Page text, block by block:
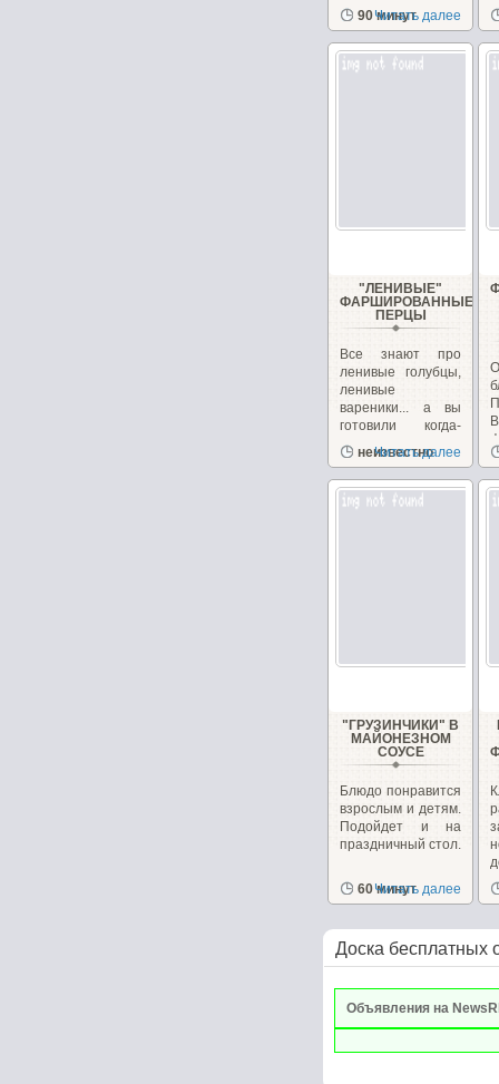
заменить...
90 минут
Читать далее
"ЛЕНИВЫЕ"
ФАРШИРОВАННЫЕ
ПЕРЦЫ
Все знают про
ленивые голубцы,
ленивые
вареники... а вы
готовили когда-
нибудь...
неизвестно
Читать далее
"ГРУЗИНЧИКИ" В
МАЙОНЕЗНОМ
СОУСЕ
Блюдо понравится
взрослым и детям.
Подойдет и на
праздничный стол.
60 минут
Читать далее
Доска бесплатных
Объявления на